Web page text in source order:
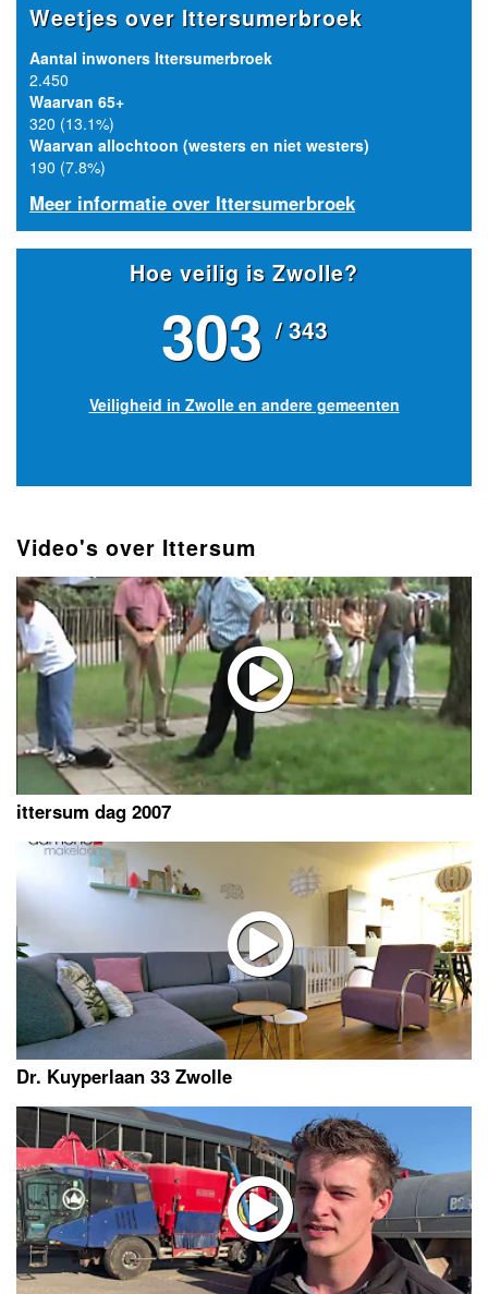
Weetjes over Ittersumerbroek
Aantal inwoners Ittersumerbroek
2.450
Waarvan 65+
320 (13.1%)
Waarvan allochtoon (westers en niet westers)
190 (7.8%)
Meer informatie over Ittersumerbroek
Hoe veilig is Zwolle?
303 / 343
Veiligheid in Zwolle en andere gemeenten
Video's over Ittersum
ittersum dag 2007
Dr. Kuyperlaan 33 Zwolle